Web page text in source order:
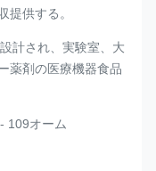
提供する。
計され、実験室、大
薬剤の医療機器食品
109オーム